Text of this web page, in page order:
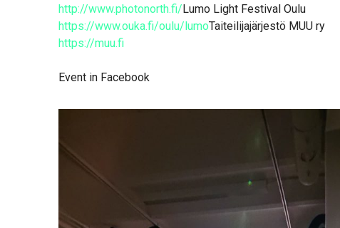
http://www.photonorth.fi/ Lumo Light Festival Oulu
https://www.ouka.fi/oulu/lumoTaiteilijajärjestö MUU ry
https://muu.fi
Event in Facebook